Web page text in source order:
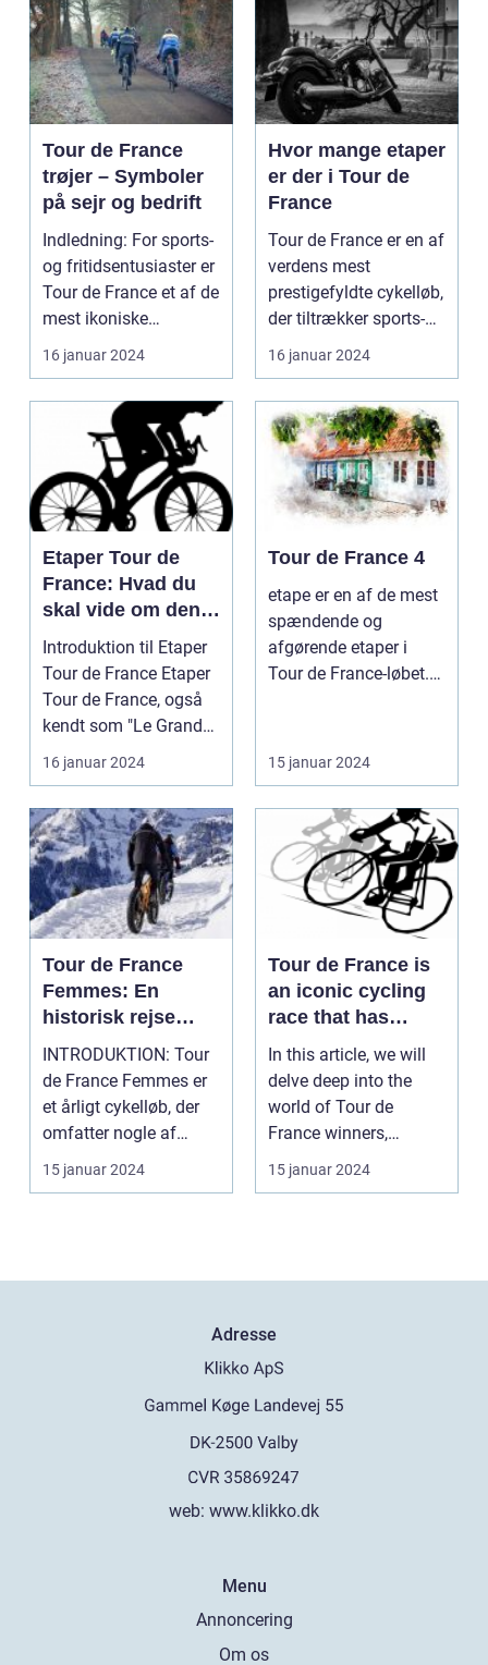
Tour de France
trøjer – Symboler
på sejr og bedrift
Indledning: For sports-
og fritidsentusiaster er
Tour de France et af de
mest ikoniske
begivenheder ...
16 januar 2024
Hvor mange etaper
er der i Tour de
France
Tour de France er en af
verdens mest
prestigefyldte cykelløb,
der tiltrækker sports-
og fritidsentus...
16 januar 2024
Etaper Tour de
France: Hvad du
skal vide om den
ultimative
cykelløbsudfordrin
g
Introduktion til Etaper
Tour de France Etaper
Tour de France, også
kendt som "Le Grand
Boucle", er ...
16 januar 2024
Tour de France 4
etape er en af de mest
spændende og
afgørende etaper i
Tour de France-løbet.
15 januar 2024
Tour de France
Femmes: En
historisk rejse
gennem kvinders
cykelløb
INTRODUKTION: Tour
de France Femmes er
et årligt cykelløb, der
omfatter nogle af
verdens bedste kvi...
15 januar 2024
Tour de France is
an iconic cycling
race that has
captivated sports
and leisure
enthusiasts for
over a century
In this article, we will
delve deep into the
world of Tour de
France winners,
shedding light on
thei...
15 januar 2024
Adresse
web: www.klikko.dk
Menu
Annoncering
Om os